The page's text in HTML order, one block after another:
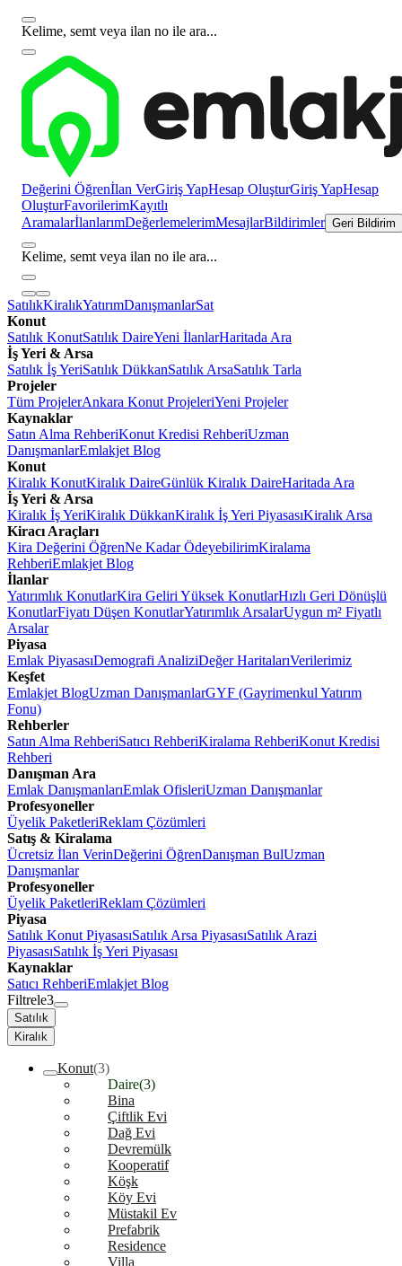
Kelime, semt veya ilan no ile ara...
Değerini Öğrenİlan VerGiriş YapHesap OluşturGiriş YapHesap
OluşturFavorilerimKayıtlı
AramalarİlanlarımDeğerlemelerimMesajlarBildirimler Geri Bildirim
Kelime, semt veya ilan no ile ara...
SatılıkKiralıkYatırımDanışmanlarSat
Konut
Satılık KonutSatılık DaireYeni İlanlarHaritada Ara
İş Yeri & Arsa
Satılık İş YeriSatılık DükkanSatılık ArsaSatılık Tarla
Projeler
Tüm ProjelerAnkara Konut ProjeleriYeni Projeler
Kaynaklar
Satın Alma RehberiKonut Kredisi RehberiUzman
DanışmanlarEmlakjet Blog
Konut
Kiralık KonutKiralık DaireGünlük Kiralık DaireHaritada Ara
İş Yeri & Arsa
Kiralık İş YeriKiralık DükkanKiralık İş Yeri PiyasasıKiralık Arsa
Kiracı Araçları
Kira Değerini ÖğrenNe Kadar ÖdeyebilirimKiralama
RehberiEmlakjet Blog
İlanlar
Yatırımlık KonutlarKira Geliri Yüksek KonutlarHızlı Geri Dönüşlü
KonutlarFiyatı Düşen KonutlarYatırımlık ArsalarUygun m² Fiyatlı
Arsalar
Piyasa
Emlak PiyasasıDemografi AnaliziDeğer HaritalarıVerilerimiz
Keşfet
Emlakjet BlogUzman DanışmanlarGYF (Gayrimenkul Yatırım
Fonu)
Rehberler
Satın Alma RehberiSatıcı RehberiKiralama RehberiKonut Kredisi
Rehberi
Danışman Ara
Emlak DanışmanlarıEmlak OfisleriUzman Danışmanlar
Profesyoneller
Üyelik PaketleriReklam Çözümleri
Satış & Kiralama
Ücretsiz İlan VerinDeğerini ÖğrenDanışman BulUzman
Danışmanlar
Profesyoneller
Üyelik PaketleriReklam Çözümleri
Piyasa
Satılık Konut PiyasasıSatılık Arsa PiyasasıSatılık Arazi
PiyasasıSatılık İş Yeri Piyasası
Kaynaklar
Satıcı RehberiEmlakjet Blog
Filtrele3
Satılık
Kiralık
Konut(3)
Daire(3)
Bina
Çiftlik Evi
Dağ Evi
Devremülk
Kooperatif
Köşk
Köy Evi
Müstakil Ev
Prefabrik
Residence
Villa